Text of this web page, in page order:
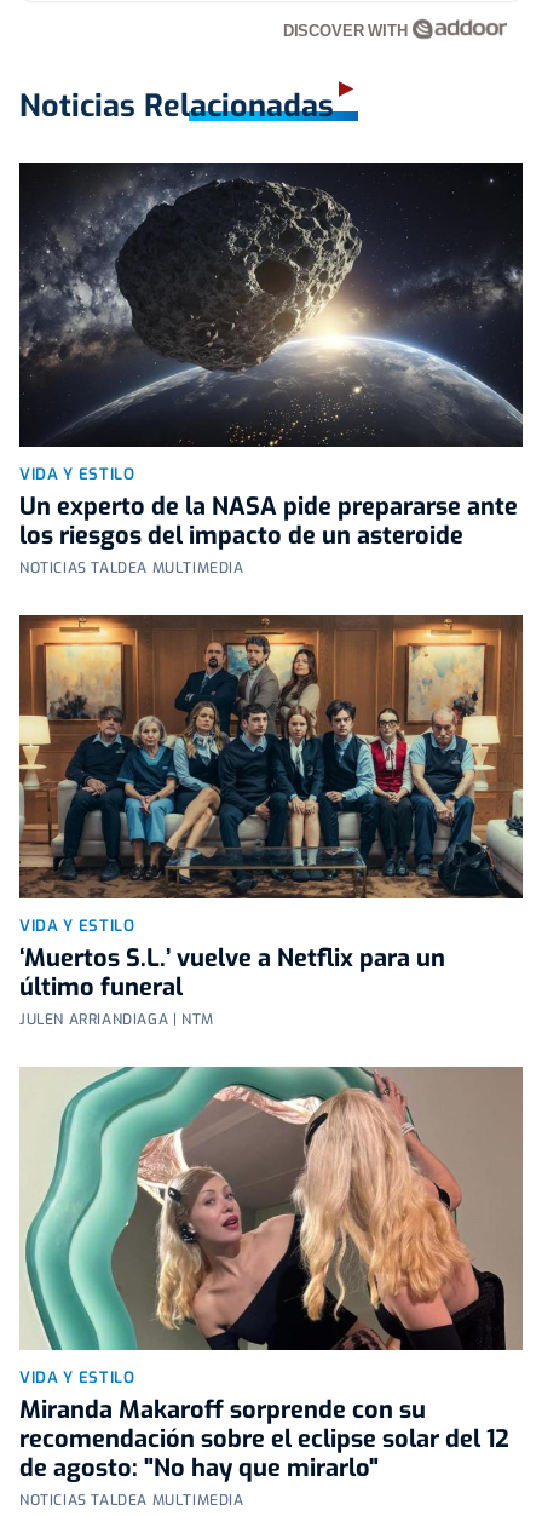
DISCOVER WITH
Noticias Relacionadas
VIDA Y ESTILO
Un experto de la NASA pide prepararse ante
los riesgos del impacto de un asteroide
NOTICIAS TALDEA MULTIMEDIA
VIDA Y ESTILO
‘Muertos S.L.’ vuelve a Netflix para un
último funeral
JULEN ARRIANDIAGA | NTM
VIDA Y ESTILO
Miranda Makaroff sorprende con su
recomendación sobre el eclipse solar del 12
de agosto: "No hay que mirarlo"
NOTICIAS TALDEA MULTIMEDIA